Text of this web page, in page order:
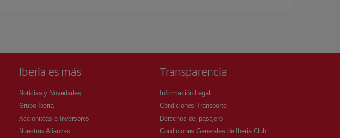
Iberia es más
Noticias y Novedades
Grupo Iberia
Accionistas e Inversores
Nuestras Alianzas
Transparencia
Información Legal
Condiciones Transporte
Derechos del pasajero
Condiciones Generales de Iberia Club